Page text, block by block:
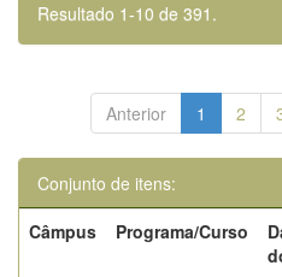
Resultado 1-10 de 391.
Anterior 1 2
Conjunto de itens:
Câmpus
Programa/Curso